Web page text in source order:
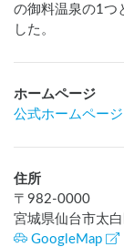
の御料温泉の1つ
した。
ホームページ
公式ホームペー
住所
〒 982-0000
宮城県仙台市太
GoogleMap